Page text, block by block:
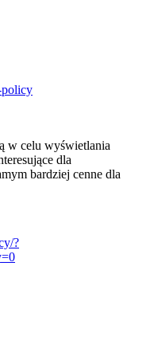
w celu wyświetlania
dla
bardziej cenne dla
?